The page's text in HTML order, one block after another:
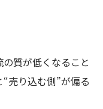
質が低くなること
売り込む側”が偏る